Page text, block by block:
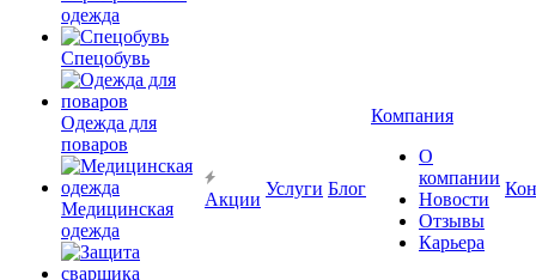
одежда
Спецобувь
Одежда для
поваров
Медицинская
одежда
Акции
Услуги Блог
Компания
О
компании
Новости
Отзывы
Карьера